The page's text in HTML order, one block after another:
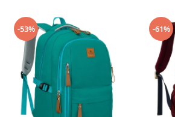
-53% -61%